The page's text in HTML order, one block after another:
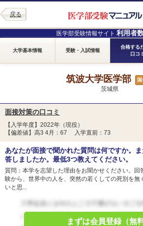
戻る
医学部受験情報サイト 利用者
大学基本情報 受験・入試情報
合格する
口コ
筑波大学医学部
茨城県
面接対策の口コミ
【入学年度】2022年（現役）
【偏差値】高3 4月：67 入学直前：73
あなたが面接で聞かれた質問は何ですか。
答しましたか。最低3つ教えてください。
質問：本学を志望した理由をお聞かせください。回
験から、世界中の人を、突然の若くしての死別を無
いと思...
まずは会員登録（無料